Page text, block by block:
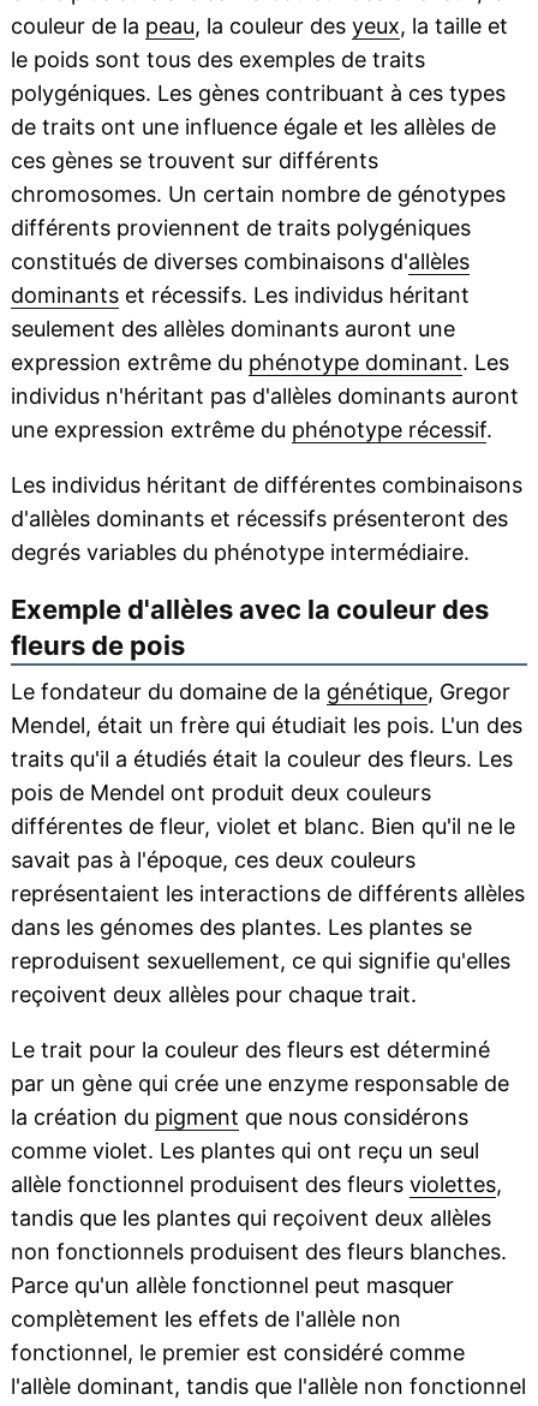
couleur de la peau, la couleur des yeux, la taille et
le poids sont tous des exemples de traits
polygéniques. Les gènes contribuant à ces types
de traits ont une influence égale et les allèles de
ces gènes se trouvent sur différents
chromosomes. Un certain nombre de génotypes
différents proviennent de traits polygéniques
constitués de diverses combinaisons d'allèles
dominantset récessifs. Les individus héritant
seulement des allèles dominants auront une
expression extrême du phénotype dominant. Les
individus n'héritant pas d'allèles dominants auront
une expression extrême du phénotype récessif.
Les individus héritant de différentes combinaisons
d'allèles dominants et récessifs présenteront des
degrés variables du phénotype intermédiaire.
Exemple d'allèles avec la couleur des
fleurs de pois
Le fondateur du domaine de la génétique, Gregor
Mendel, était un frère qui étudiait les pois. L'un des
traits qu'il a étudiés était la couleur des fleurs. Les
pois de Mendel ont produit deux couleurs
différentes de fleur, violet et blanc. Bien qu'il ne le
savait pas à l'époque, ces deux couleurs
représentaient les interactions de différents allèles
dans les génomes des plantes. Les plantes se
reproduisent sexuellement, ce qui signifie qu'elles
reçoivent deux allèles pour chaque trait.
Le trait pour la couleur des fleurs est déterminé
par un gène qui crée une enzyme responsable de
la création du pigment que nous considérons
comme violet. Les plantes qui ont reçu un seul
allèle fonctionnel produisent des fleurs violettes,
tandis que les plantes qui reçoivent deux allèles
non fonctionnels produisent des fleurs blanches.
Parce qu'un allèle fonctionnel peut masquer
complètement les effets de l'allèle non
fonctionnel, le premier est considéré comme
l'allèle dominant, tandis que l'allèle non fonctionnel